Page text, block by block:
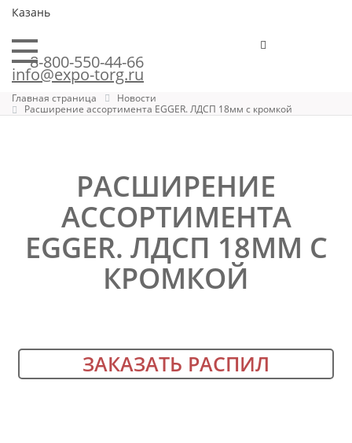
Казань
8-800-550-44-66
info@expo-torg.ru
Главная страница
Новости
Расширение ассортимента EGGER. ЛДСП 18мм с кромкой
РАСШИРЕНИЕ
АССОРТИМЕНТА
EGGER. ЛДСП 18ММ С
КРОМКОЙ
ЗАКАЗАТЬ РАСПИЛ